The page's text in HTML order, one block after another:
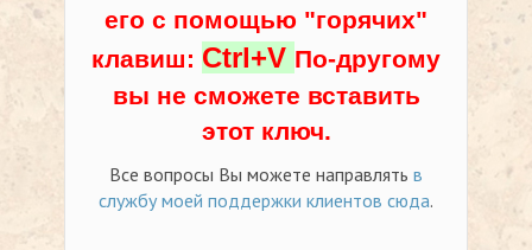
его с помощью "горячих"
клавиш: Ctrl+V По-другому
вы не сможете вставить
этот ключ.
Все вопросы Вы можете направлять в
службу моей поддержки клиентов сюда.